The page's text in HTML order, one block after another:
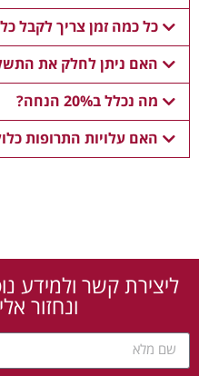
כל כמה זמן צריך לקבל כל
האם ניתן לחלק את התשלום על
מה נכלל ב20% הנחה?
האם עלויות התרופות
ליצירת קשר ולמידע
ונחזור